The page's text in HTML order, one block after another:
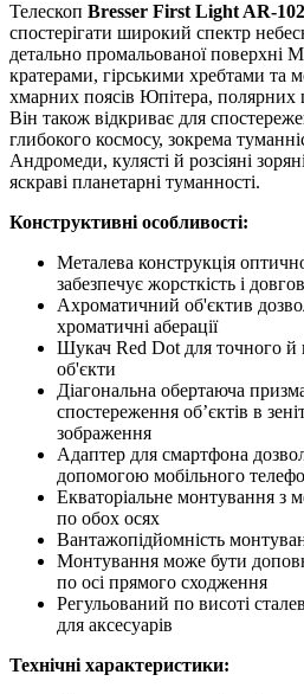
Телескоп Bresser First Light AR-
спостерігати широкий спектр
детально промальованої поверхні
кратерами, гірськими хребтами та
хмарних поясів Юпітера,
Він також відкриває для
глибокого космосу, зокрема
Андромеди, кулясті й розсіяні
яскраві планетарні туманності.
Конструктивні особливості:
Металева конструкція
забезпечує жорсткість і
Ахроматичний об'єктив
хроматичні аберації
Шукач Red Dot для точного й
об'єкти
Діагональна обертаюча
спостереження об’єктів в
зображення
Адаптер для смартфона
допомогою мобільного
Екваторіальне монтування з
по обох осях
Вантажопідйомність
Монтування може бути
по осі прямого сходження
Регульований по висоті
для аксесуарів
Технічні характеристики: